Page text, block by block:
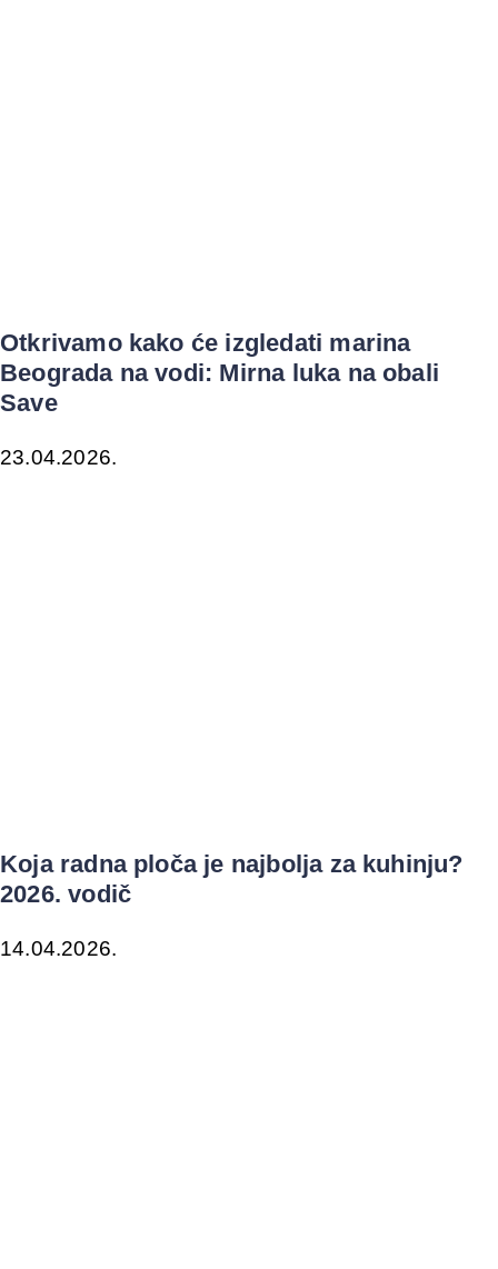
Otkrivamo kako će izgledati marina
Beograda na vodi: Mirna luka na obali
Save
23.04.2026.
Koja radna ploča je najbolja za kuhinju?
2026. vodič
14.04.2026.